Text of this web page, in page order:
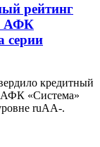
рейтинг
АФК
серии
кредитный
АФК «Система»
ruAА-.